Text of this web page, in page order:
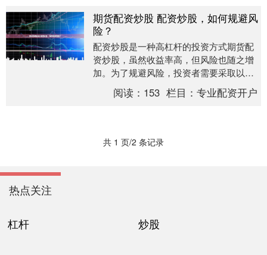
期货配资炒股 配资炒股，如何规避风
险？
配资炒股是一种高杠杆的投资方式期货配
资炒股，虽然收益率高，但风险也随之增
加。为了规避风险，投资者需要采取以下
措施： * **对比配资方案：**了解不同配资
公司的....
阅读： 153 栏目：专业配资开户
共 1 页/2 条记录
热点关注
杠杆 炒股